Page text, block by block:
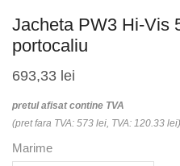
Jacheta PW3 Hi-Vis
portocaliu
693,33 lei
pretul afisat contine TVA
(pret fara TVA: 573 lei, TVA: 120.33 lei)
Marime